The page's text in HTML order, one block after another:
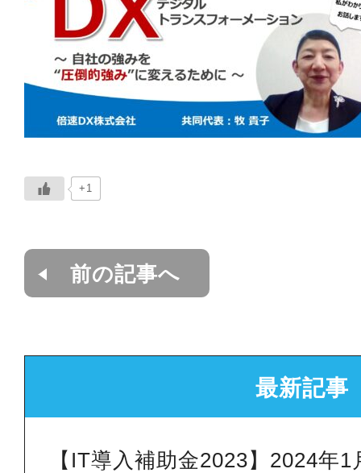
+1
前の記事へ
最新記事
【IT導入補助金2023】2024年